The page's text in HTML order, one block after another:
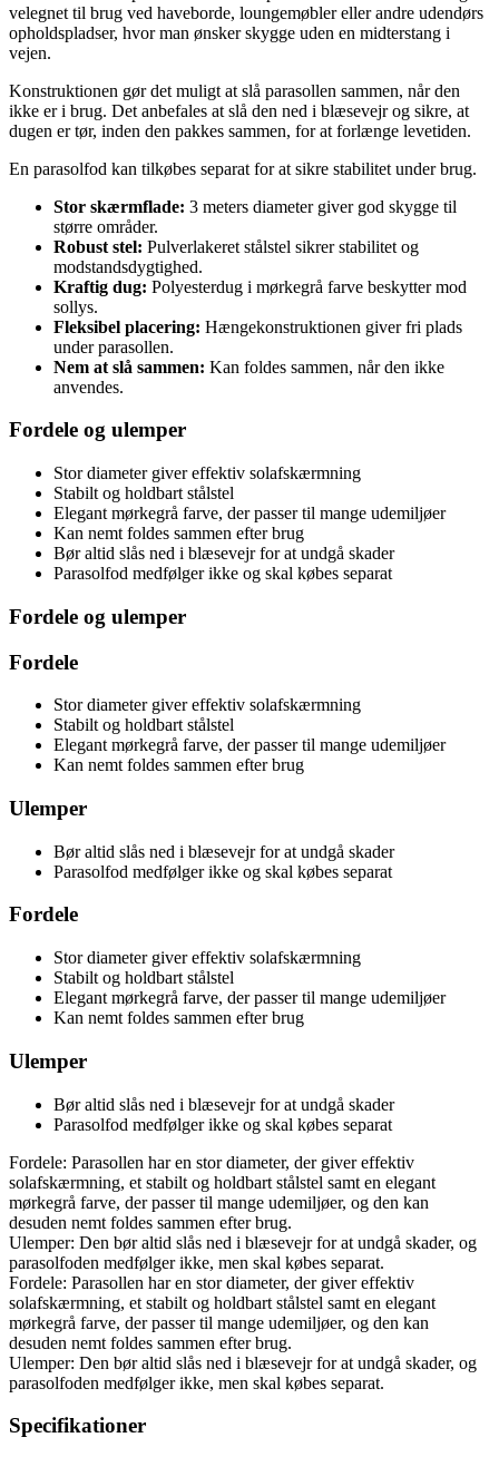
velegnet til brug ved haveborde, loungemøbler eller andre udendørs
opholdspladser, hvor man ønsker skygge uden en midterstang i
vejen.
Konstruktionen gør det muligt at slå parasollen sammen, når den
ikke er i brug. Det anbefales at slå den ned i blæsevejr og sikre, at
dugen er tør, inden den pakkes sammen, for at forlænge levetiden.
En parasolfod kan tilkøbes separat for at sikre stabilitet under brug.
Stor skærmflade: 3 meters diameter giver god skygge til
større områder.
Robust stel: Pulverlakeret stålstel sikrer stabilitet og
modstandsdygtighed.
Kraftig dug: Polyesterdug i mørkegrå farve beskytter mod
sollys.
Fleksibel placering: Hængekonstruktionen giver fri plads
under parasollen.
Nem at slå sammen: Kan foldes sammen, når den ikke
anvendes.
Fordele og ulemper
Stor diameter giver effektiv solafskærmning
Stabilt og holdbart stålstel
Elegant mørkegrå farve, der passer til mange udemiljøer
Kan nemt foldes sammen efter brug
Bør altid slås ned i blæsevejr for at undgå skader
Parasolfod medfølger ikke og skal købes separat
Fordele og ulemper
Fordele
Stor diameter giver effektiv solafskærmning
Stabilt og holdbart stålstel
Elegant mørkegrå farve, der passer til mange udemiljøer
Kan nemt foldes sammen efter brug
Ulemper
Bør altid slås ned i blæsevejr for at undgå skader
Parasolfod medfølger ikke og skal købes separat
Fordele
Stor diameter giver effektiv solafskærmning
Stabilt og holdbart stålstel
Elegant mørkegrå farve, der passer til mange udemiljøer
Kan nemt foldes sammen efter brug
Ulemper
Bør altid slås ned i blæsevejr for at undgå skader
Parasolfod medfølger ikke og skal købes separat
Fordele: Parasollen har en stor diameter, der giver effektiv
solafskærmning, et stabilt og holdbart stålstel samt en elegant
mørkegrå farve, der passer til mange udemiljøer, og den kan
desuden nemt foldes sammen efter brug.
Ulemper: Den bør altid slås ned i blæsevejr for at undgå skader, og
parasolfoden medfølger ikke, men skal købes separat.
Fordele: Parasollen har en stor diameter, der giver effektiv
solafskærmning, et stabilt og holdbart stålstel samt en elegant
mørkegrå farve, der passer til mange udemiljøer, og den kan
desuden nemt foldes sammen efter brug.
Ulemper: Den bør altid slås ned i blæsevejr for at undgå skader, og
parasolfoden medfølger ikke, men skal købes separat.
Specifikationer